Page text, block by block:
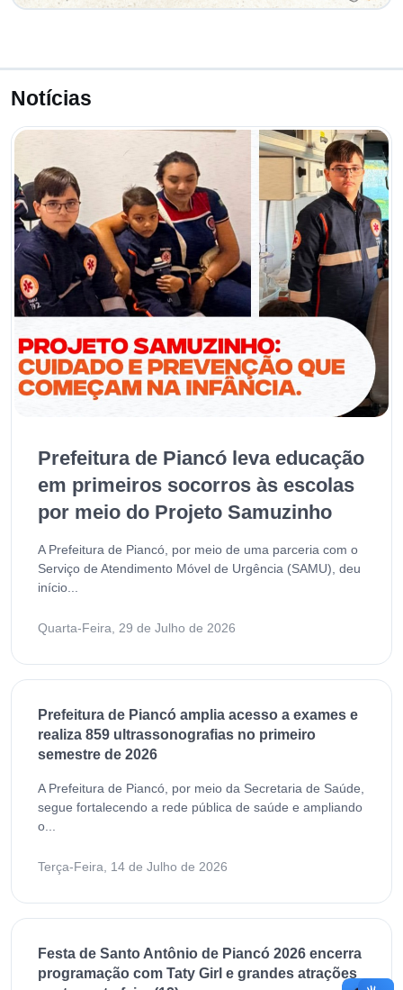
Notícias
Prefeitura de Piancó leva educação
em primeiros socorros às escolas
por meio do Projeto Samuzinho
A Prefeitura de Piancó, por meio de uma parceria com o
Serviço de Atendimento Móvel de Urgência (SAMU), deu
início...
Quarta-Feira, 29 de Julho de 2026
Prefeitura de Piancó amplia acesso a exames e
realiza 859 ultrassonografias no primeiro
semestre de 2026
A Prefeitura de Piancó, por meio da Secretaria de Saúde,
segue fortalecendo a rede pública de saúde e ampliando
o...
Terça-Feira, 14 de Julho de 2026
Festa de Santo Antônio de Piancó 2026 encerra
programação com Taty Girl e grandes atrações